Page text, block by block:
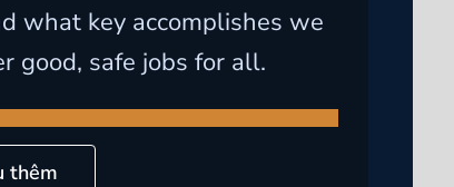
what key accomplishes we
good, safe jobs for all.
thêm